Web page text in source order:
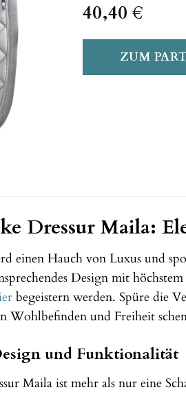
40,40 €
ZUM
Dressur Maila:
einen Hauch von Luxus und
Design mit
begeistern werden. Spüre die
Wohlbefinden und Freiheit
und Funktionalität
Maila ist mehr als nur eine